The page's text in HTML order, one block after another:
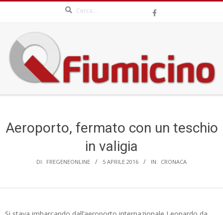
content
QFIUMICINO.COM
Menu
Aeroporto, fermato con un teschio
in valigia
DI: FREGENEONLINE 5 APRILE 2016 IN: CRONACA